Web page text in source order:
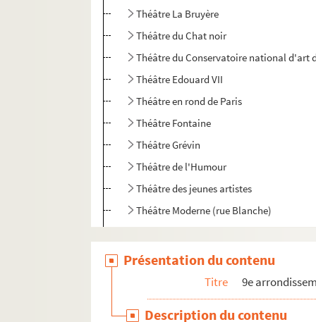
Théâtre La Bruyère
Théâtre du Chat noir
Théâtre du Conservatoire national d'art
Théâtre Edouard VII
Théâtre en rond de Paris
Théâtre Fontaine
Théâtre Grévin
Théâtre de l'Humour
Théâtre des jeunes artistes
Théâtre Moderne (rue Blanche)
Théâtre Mogador
Théâtre Mondain
Théâtre du Nord-Ouest
Présentation du contenu
Titre 9e
Description du contenu